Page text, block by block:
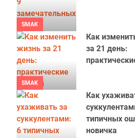
SMAK
SMAK
Как
за 21 день:
Как
типичных
новичка